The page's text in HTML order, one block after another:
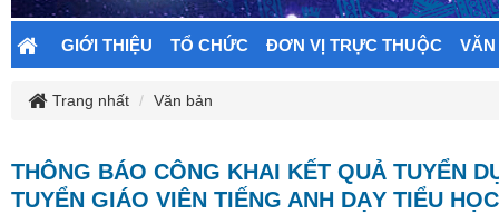
GIỚI THIỆU TỔ CHỨC ĐƠN VỊ TRỰC THUỘC
Trang nhất Văn bản
THÔNG BÁO CÔNG KHAI KẾT QUẢ TUYỂN
TUYỂN GIÁO VIÊN TIẾNG ANH DẠY TIỂU HỌC